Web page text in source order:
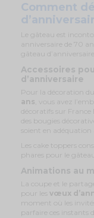
Comment
Le gâteau est
anniversaire de 70
gâteau
Accessoires
d’anniversaire
Pour la décoration du
ans , vous avez
décoratifs sur
des bougies
soient en
Les cake toppers
phares pour le
Animations au
La coupe et le
pour les vœux
moment où les
parfaire ces instants